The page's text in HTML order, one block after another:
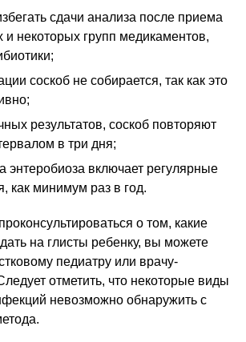
сдачи анализа после приема
и некоторых групп медикаментов,
соскоб не собирается, так как это
результатов, соскоб повторяют
в три дня;
энтеробиоза включает регулярные
как минимум раз в год.
о том, какие
на глисты ребенку, вы можете
педиатру или врачу-
отметить, что некоторые виды
невозможно обнаружить с